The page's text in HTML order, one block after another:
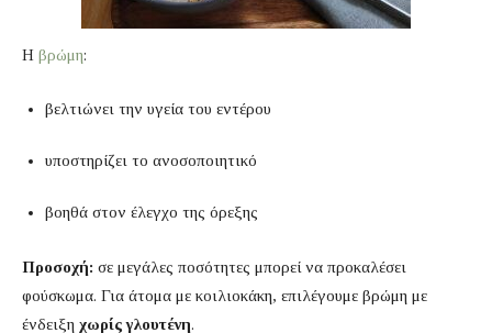
Η βρώμη:
βελτιώνει την υγεία του εντέρου
υποστηρίζει το ανοσοποιητικό
βοηθά στον έλεγχο της όρεξης
Προσοχή: σε μεγάλες ποσότητες μπορεί να προκαλέσει
φούσκωμα. Για άτομα με κοιλιοκάκη, επιλέγουμε βρώμη με
ένδειξη χωρίς γλουτένη.